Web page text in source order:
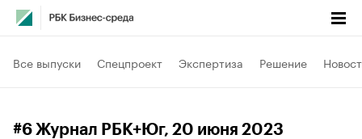
Все выпуски Спецпроект Экспертиза Решение
#6 Журнал РБК+Юг, 20 июня 2023